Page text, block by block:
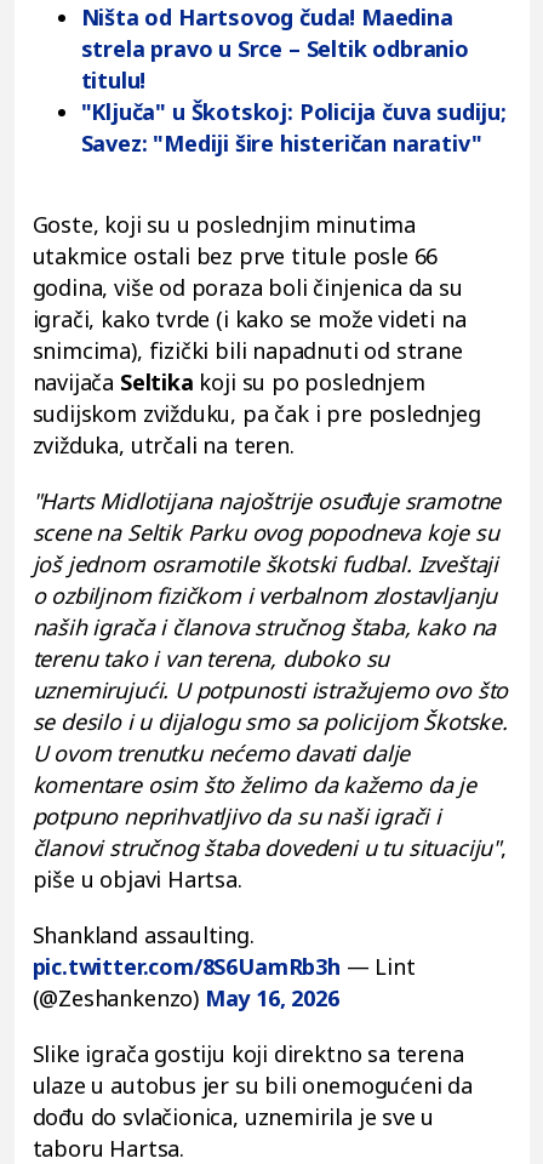
Ništa od Hartsovog čuda! Maedina
strela pravo u Srce – Seltik odbranio
titulu!
"Ključa" u Škotskoj: Policija čuva sudiju;
Savez: "Mediji šire histeričan narativ"
Goste, koji su u poslednjim minutima
utakmice ostali bez prve titule posle 66
godina, više od poraza boli činjenica da su
igrači, kako tvrde (i kako se može videti na
snimcima), fizički bili napadnuti od strane
navijača Seltika koji su po poslednjem
sudijskom zvižduku, pa čak i pre poslednjeg
zvižduka, utrčali na teren.
"Harts Midlotijana najoštrije osuđuje sramotne
scene na Seltik Parku ovog popodneva koje su
još jednom osramotile škotski fudbal. Izveštaji
o ozbiljnom fizičkom i verbalnom zlostavljanju
naših igrača i članova stručnog štaba, kako na
terenu tako i van terena, duboko su
uznemirujući. U potpunosti istražujemo ovo što
se desilo i u dijalogu smo sa policijom Škotske.
U ovom trenutku nećemo davati dalje
komentare osim što želimo da kažemo da je
potpuno neprihvatljivo da su naši igrači i
članovi stručnog štaba dovedeni u tu situaciju",
piše u objavi Hartsa.
Shankland assaulting.
pic.twitter.com/8S6UamRb3h — Lint
(@Zeshankenzo) May 16, 2026
Slike igrača gostiju koji direktno sa terena
ulaze u autobus jer su bili onemogućeni da
dođu do svlačionica, uznemirila je sve u
taboru Hartsa.